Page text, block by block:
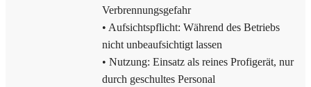
Verbrennungsgefahr
• Aufsichtspflicht: Während des Betriebs
nicht unbeaufsichtigt lassen
• Nutzung: Einsatz als reines Profigerät, nur
durch geschultes Personal